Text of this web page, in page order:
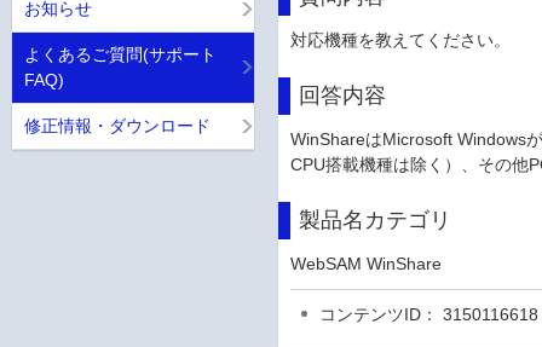
対応機種を教えてください。
回答内容
WinShareはMicrosoft Windows
CPU搭載機種は除く）、その他
製品名カテゴリ
WebSAM WinShare
コンテンツID： 3150116618
お知らせ
よくあるご質問(サポート
FAQ)
修正情報・ダウンロード